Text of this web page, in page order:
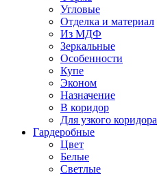
Угловые
Отделка и материал
Из МДФ
Зеркальные
Особенности
Купе
Эконом
Назначение
В коридор
Для узкого коридора
Гардеробные
Цвет
Белые
Светлые